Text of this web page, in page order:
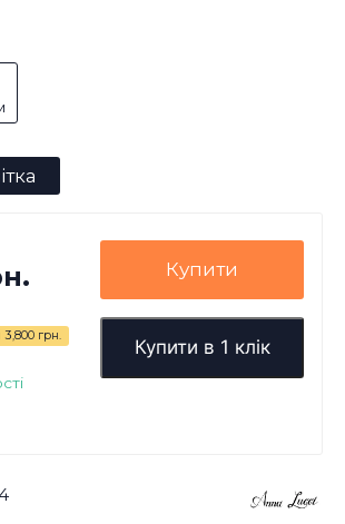
3,800 грн.
Купити
Купити в 1 клік